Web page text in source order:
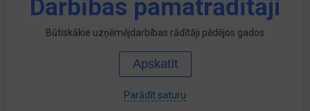
Darbības pamatrādītāji
Būtiskākie uzņēmējdarbības rādītāji pēdējos gados
Apskatīt
Parādīt saturu